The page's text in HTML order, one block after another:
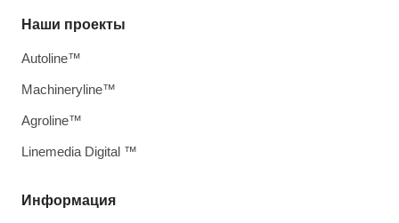
Информация
Наши проекты
Autoline™
Machineryline™
Agroline™
Linemedia Digital ™